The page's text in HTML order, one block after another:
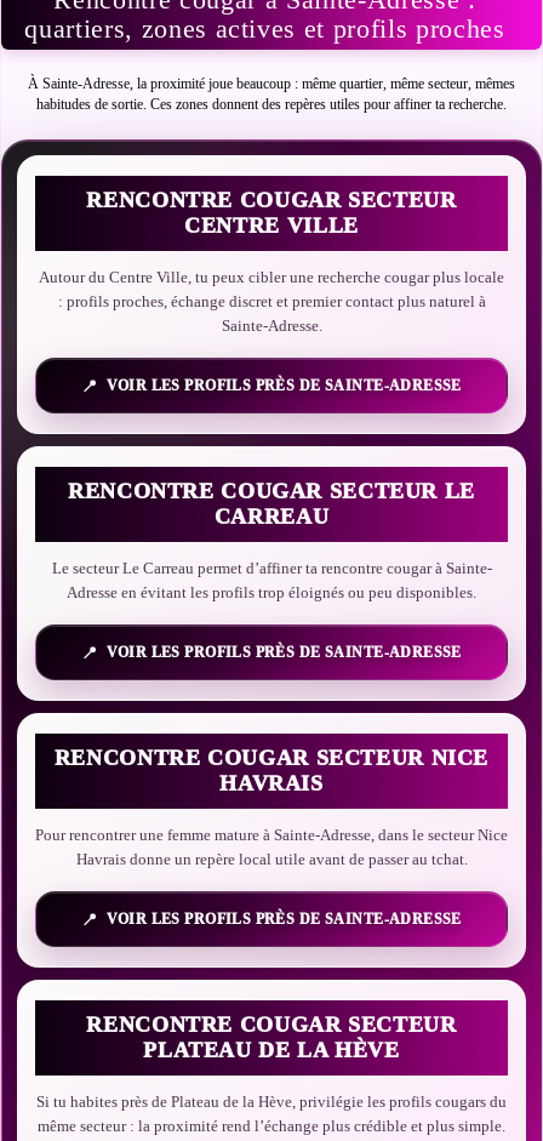
quartiers, zones actives et profils proches
À Sainte-Adresse, la proximité joue beaucoup : même quartier, même secteur, mêmes
habitudes de sortie. Ces zones donnent des repères utiles pour affiner ta recherche.
RENCONTRE COUGAR SECTEUR
CENTRE VILLE
Autour du Centre Ville, tu peux cibler une recherche cougar plus locale
: profils proches, échange discret et premier contact plus naturel à
Sainte-Adresse.
VOIR LES PROFILS PRÈS DE SAINTE-ADRESSE
RENCONTRE COUGAR SECTEUR LE
CARREAU
Le secteur Le Carreau permet d’affiner ta rencontre cougar à Sainte-
Adresse en évitant les profils trop éloignés ou peu disponibles.
VOIR LES PROFILS PRÈS DE SAINTE-ADRESSE
RENCONTRE COUGAR SECTEUR NICE
HAVRAIS
Pour rencontrer une femme mature à Sainte-Adresse, dans le secteur Nice
Havrais donne un repère local utile avant de passer au tchat.
VOIR LES PROFILS PRÈS DE SAINTE-ADRESSE
RENCONTRE COUGAR SECTEUR
PLATEAU DE LA HÈVE
Si tu habites près de Plateau de la Hève, privilégie les profils cougars du
même secteur : la proximité rend l’échange plus crédible et plus simple.